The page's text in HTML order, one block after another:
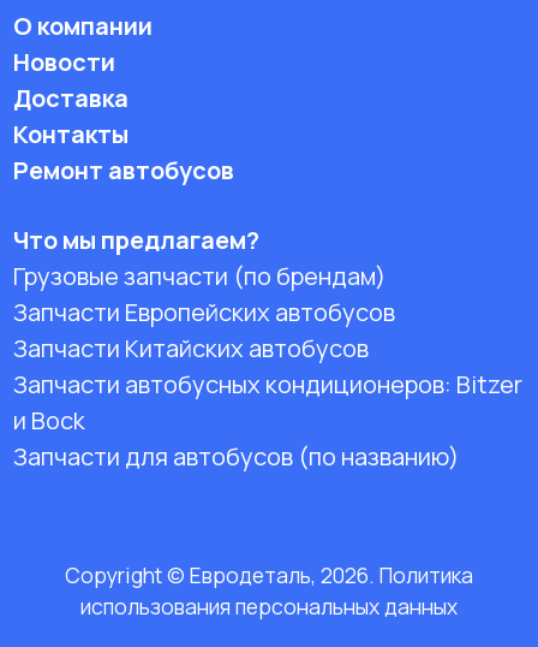
О компании
Новости
Доставка
Контакты
Ремонт автобусов
Что мы предлагаем?
Грузовые запчасти (по брендам)
Запчасти Европейских автобусов
Запчасти Китайских автобусов
Запчасти автобусных кондиционеров: Bitzer
и Bock
Запчасти для автобусов (по названию)
Copyright © Евродеталь, 2026. Политика
использования персональных данных